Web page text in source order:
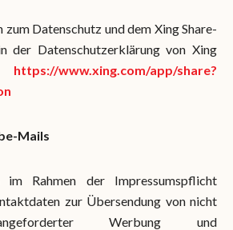
Datenschutz und dem Xing Share-
der Datenschutzerklärung von Xing
https://www.xing.com/app/share?
Mails
Rahmen der Impressumspflicht
zur Übersendung von nicht
Werbung und